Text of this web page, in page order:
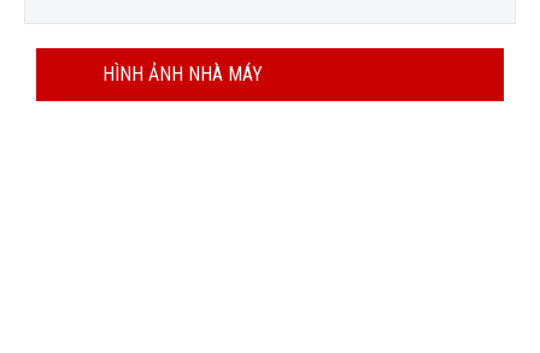
HÌNH ẢNH NHÀ MÁY